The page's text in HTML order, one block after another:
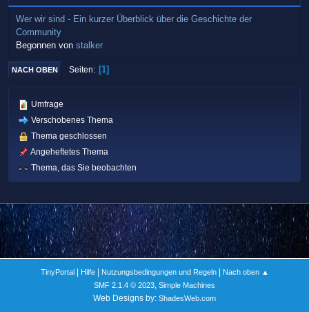
Wer wir sind - Ein kurzer Überblick über die Geschichte der
Community
Begonnen von stalker
NACH OBEN Seiten 1
Umfrage
Verschobenes Thema
Thema geschlossen
Angeheftetes Thema
Thema, das Sie beobachten
TinyPortal| Hilfe| Nutzungsbedingungen und Regeln|
Nach oben ▲
SMF 2.1.4 © 2023, Simple Machines
Web Designs by: ShadesWeb.com